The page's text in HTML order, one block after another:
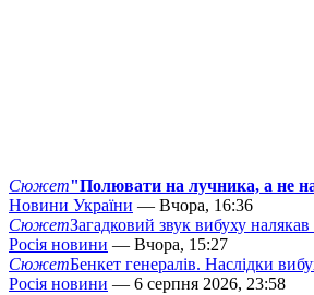
Сюжет"Полювати на лучника, а не
Новини України — Вчора, 16:36
СюжетЗагадковий звук вибуху
Росія новини — Вчора, 15:27
СюжетБенкет генералів. Наслідки
Росія новини — 6 серпня 2026, 23:58